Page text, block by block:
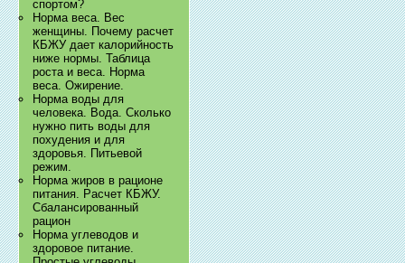
спортом?
Норма веса. Вес
женщины. Почему расчет
КБЖУ дает калорийность
ниже нормы. Таблица
роста и веса. Норма
веса. Ожирение.
Норма воды для
человека. Вода. Сколько
нужно пить воды для
похудения и для
здоровья. Питьевой
режим.
Норма жиров в рационе
питания. Расчет КБЖУ.
Сбалансированный
рацион
Норма углеводов и
здоровое питание.